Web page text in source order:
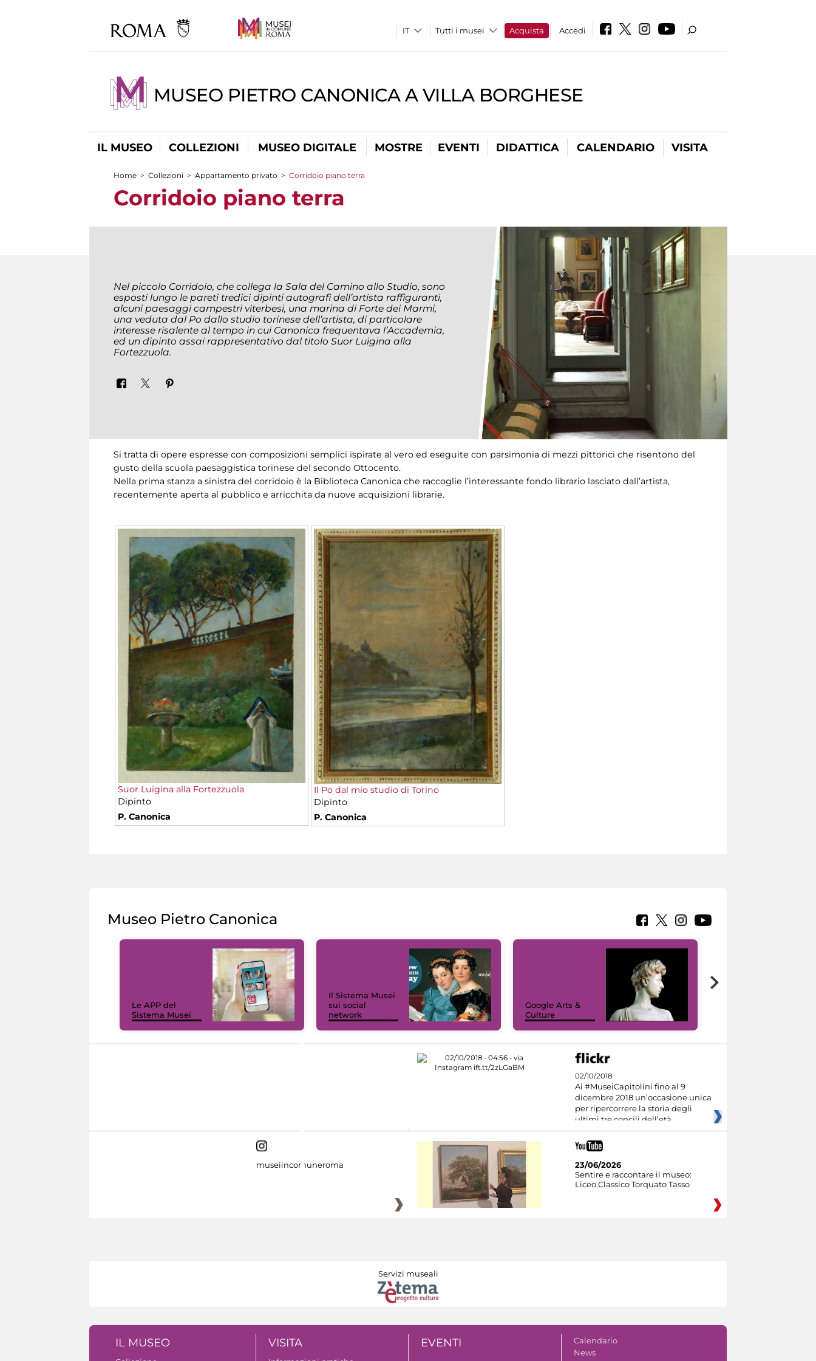
Tutti i musei Acquista Accedi
MUSEO PIETRO CANONICA A VILLA BORGHESE
IL MUSEO COLLEZIONI MUSEO DIGITALE MOSTRE EVENTI DIDATTICA CALENDARIO VISITA
Tu sei qui
Home > Collezioni > Appartamento privato > Corridoio piano terra
Corridoio piano terra
Nel piccolo Corridoio, che collega la Sala del Camino allo Studio, sono
esposti lungo le pareti tredici dipinti autografi dell’artista raffiguranti,
alcuni paesaggi campestri viterbesi, una marina di Forte dei Marmi,
una veduta dal Po dallo studio torinese dell’artista, di particolare
interesse risalente al tempo in cui Canonica frequentava l’Accademia,
ed un dipinto assai rappresentativo dal titolo Suor Luigina alla
Fortezzuola.
Si tratta di opere espresse con composizioni semplici ispirate al vero ed eseguite con parsimonia di mezzi pittorici che risentono del
gusto della scuola paesaggistica torinese del secondo Ottocento.
Nella prima stanza a sinistra del corridoio è la Biblioteca Canonica che raccoglie l’interessante fondo librario lasciato dall’artista,
recentemente aperta al pubblico e arricchita da nuove acquisizioni librarie.
Suor Luigina alla Fortezzuola
Dipinto
P. Canonica
Il Po dal mio studio di Torino
Dipinto
P. Canonica
Museo Pietro Canonica
Le APP del
Sistema Musei
Il Sistema Musei
sui social
network
Google Arts &
Culture
02/10/2018
Ai #MuseiCapitolini fino al 9
dicembre 2018 un’occasione unica
per ripercorrere la storia degli
ultimi tre concili dell’età
museiincomuneroma
23/06/2026
Sentire e raccontare il museo:
Liceo Classico Torquato Tasso
Servizi museali
IL MUSEO VISITA EVENTI
Calendario
News